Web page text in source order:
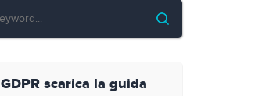
GDPR scarica la guida